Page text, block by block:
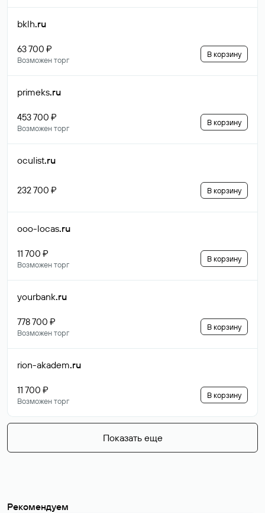
bklh.ru
63 700 ₽
Возможен торг
В корзину
primeks.ru
453 700 ₽
Возможен торг
В корзину
oculist.ru
232 700 ₽ В корзину
ooo-locas.ru
11 700 ₽
Возможен торг
В корзину
yourbank.ru
778 700 ₽
Возможен торг
В корзину
rion-akadem.ru
11 700 ₽
Возможен торг
В корзину
Показать еще
Рекомендуем